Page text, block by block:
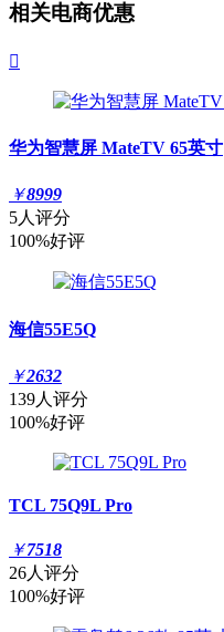
相关电商优惠

华为智慧屏 MateTV 65英寸
￥8999
5人评分
100%好评
海信55E5Q
￥2632
139人评分
100%好评
TCL 75Q9L Pro
￥7518
26人评分
100%好评